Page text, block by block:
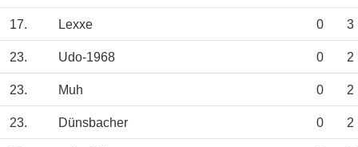
17. Lexxe 0 3
23. Udo-1968 0 2
23. Muh 0 2
23. Dünsbacher 0 2